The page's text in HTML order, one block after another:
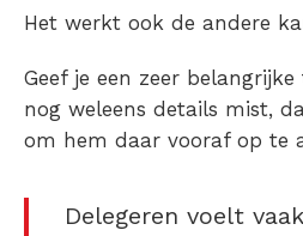
Het werkt ook de andere
Geef je een zeer
nog weleens details mist,
om hem daar vooraf op te
Delegeren voelt